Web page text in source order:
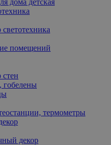
помещений
стен
термометры
декор